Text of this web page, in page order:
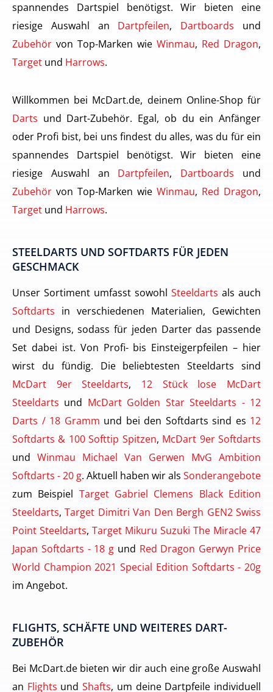
spannendes Dartspiel benötigst. Wir bieten eine
riesige Auswahl an Dartpfeilen, Dartboards und
Zubehör von Top-Marken wie Winmau, Red Dragon,
Target und Harrows.
Willkommen bei McDart.de, deinem Online-Shop für
Darts und Dart-Zubehör. Egal, ob du ein Anfänger
oder Profi bist, bei uns findest du alles, was du für ein
spannendes Dartspiel benötigst. Wir bieten eine
riesige Auswahl an Dartpfeilen, Dartboards und
Zubehör von Top-Marken wie Winmau, Red Dragon,
Target und Harrows.
STEELDARTS UND SOFTDARTS FÜR JEDEN
GESCHMACK
Unser Sortiment umfasst sowohl Steeldarts als auch
Softdarts in verschiedenen Materialien, Gewichten
und Designs, sodass für jeden Darter das passende
Set dabei ist. Von Profi- bis Einsteigerpfeilen – hier
wirst du fündig. Die beliebtesten Steeldarts sind
McDart 9er Steeldarts, 12 Stück lose McDart
Steeldarts und McDart Golden Star Steeldarts - 12
Darts / 18 Gramm und bei den Softdarts sind es 12
Softdarts & 100 Softtip Spitzen, McDart 9er Softdarts
und Winmau Michael Van Gerwen MvG Ambition
Softdarts - 20 g. Aktuell haben wir als Sonderangebote
zum Beispiel Target Gabriel Clemens Black Edition
Steeldarts,Target Dimitri Van Den Bergh GEN2 Swiss
Point Steeldarts, Target Mikuru Suzuki The Miracle 47
Japan Softdarts - 18 g und Red Dragon Gerwyn Price
World Champion 2021 Special Edition Softdarts - 20g
im Angebot.
FLIGHTS, SCHÄFTE UND WEITERES DART-
ZUBEHÖR
Bei McDart.de bieten wir dir auch eine große Auswahl
an Flights undShafts, um deine Dartpfeile individuell